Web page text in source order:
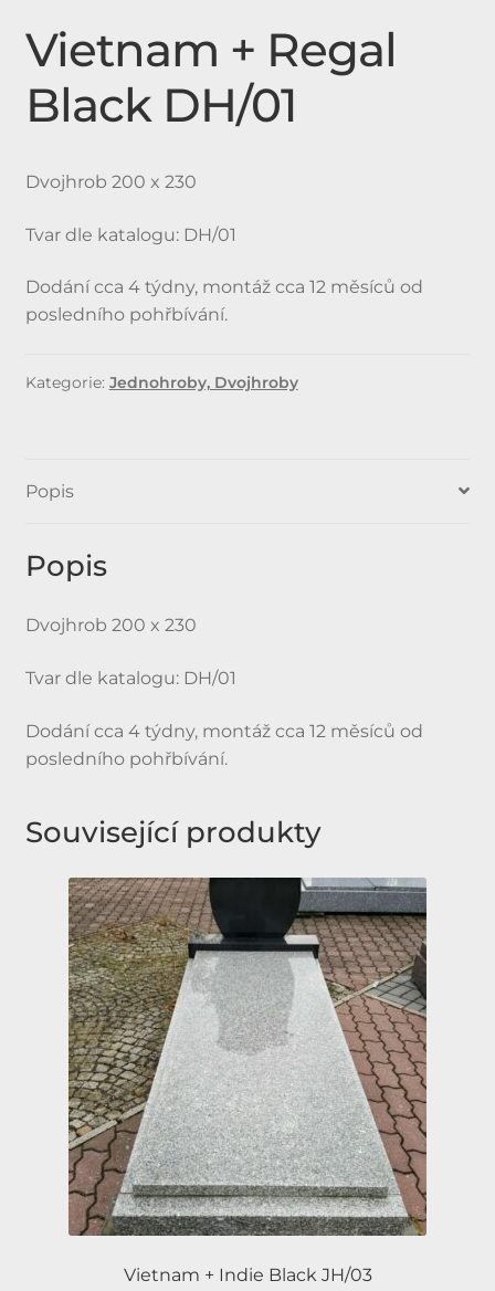
Vietnam + Regal
Black DH/01
Dvojhrob 200 x 230
Tvar dle katalogu: DH/01
Dodání cca 4 týdny, montáž cca 12 měsíců od
posledního pohřbívání.
Kategorie: Jednohroby, Dvojhroby
Popis
Popis
Dvojhrob 200 x 230
Tvar dle katalogu: DH/01
Dodání cca 4 týdny, montáž cca 12 měsíců od
posledního pohřbívání.
Související produkty
Vietnam + Indie Black JH/03